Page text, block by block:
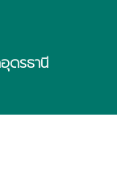
ดรธานี